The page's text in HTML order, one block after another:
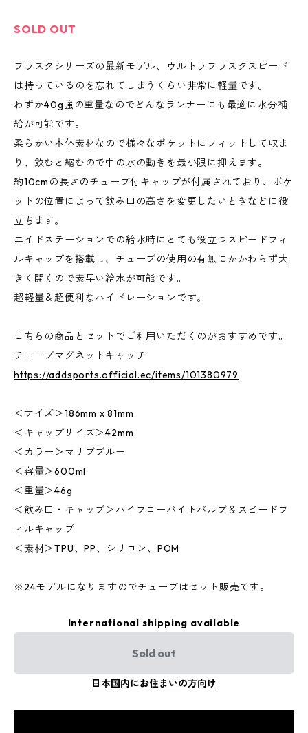
SOLD OUT
フラスクシリーズの最新モデル、ウルトラフラスクスピード
は持っているのを忘れてしまうくらい非常に軽量です。
わずか40g強の重量なのでどんなランナーにも最適に水分補
給が可能です。
柔らかい本体素材なので様々なポケットにフィットして収ま
り、飲むと縮むので中の水の動きを最小限に抑えます。
約10cmの長さのチューブ付キャップが付属されており、ポケ
ットの位置によって飲み口の高さを変更したいときなどに役
立ちます。
エイドステーションでの給水時にとても役立つスピードフィ
ルキャップを搭載し、チューブの使用の有無にかかわらず大
きく開くので素早い給水が可能です。
超軽量＆超便利なハイドレーションです。
こちらの商品とセットでご利用いただくのがおすすめです。
チューブマグネットキャッチ
https://addsports.official.ec/items/101380979
＜サイズ＞186mm x 81mm
＜キャップサイズ＞42mm
＜カラー＞マリブブルー
＜容量＞600ml
＜重量＞46g
＜飲み口・キャップ＞ハイフローバイトバルブ＆スピードフ
ィルキャップ
＜素材＞TPU、PP、シリコン、POM
※24モデルになりますのでチューブはセット販売です。
International shipping available
Sold out
日本国内にお住まいの方向け